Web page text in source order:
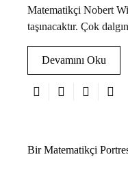
Matematikçi Nobert
taşınacaktır. Çok
Devamını Oku
Bir Matematikçi